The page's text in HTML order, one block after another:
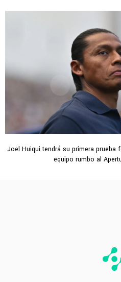
Joel Huiqui tendrá su primera prueba
equipo rumbo al